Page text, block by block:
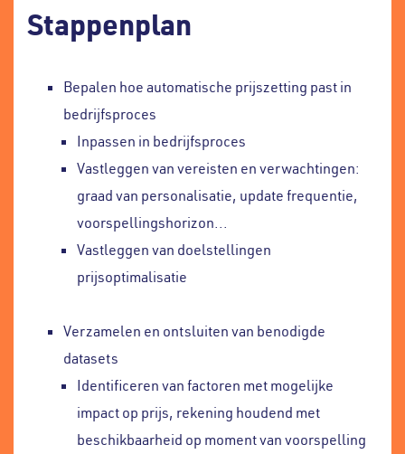
Stappenplan
Bepalen hoe automatische prijszetting past in
bedrijfsproces
Inpassen in bedrijfsproces
Vastleggen van vereisten en verwachtingen:
graad van personalisatie, update frequentie,
voorspellingshorizon...
Vastleggen van doelstellingen
prijsoptimalisatie
Verzamelen en ontsluiten van benodigde
datasets
Identificeren van factoren met mogelijke
impact op prijs, rekening houdend met
beschikbaarheid op moment van voorspelling